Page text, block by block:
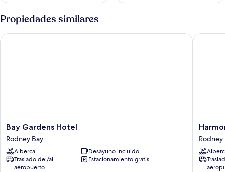
Propiedades similares
Bay
Gardens
Hotel
Rodney
Bay
Bay Gardens Hotel
Rodney Bay
Alberca
Desayuno incluido
Traslado del/al
aeropuerto
Estacionamiento gratis
Bay Gardens Hotel
Marina
Suites
Rodney
Bay
Rodney